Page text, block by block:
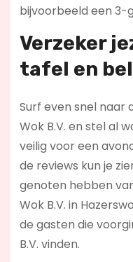
bijvoorbeeld een 3-
Verzeker
tafel en
Surf even snel naar
Wok B.V. en stel al
veilig voor een
de reviews kun je
genoten hebben
Wok B.V. in
de gasten die
B.V. vinden.